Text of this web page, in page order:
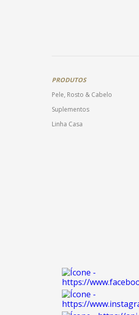
PRODUTOS
Pele, Rosto & Cabelo
Suplementos
Linha Casa